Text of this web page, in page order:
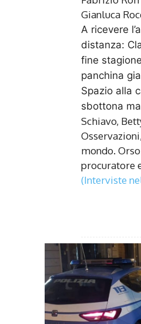
Gianluca
A ricevere
distanza:
fine
panchina
Spazio alla
sbottona
Schiavo,
mondo.
procuratore
(Interviste